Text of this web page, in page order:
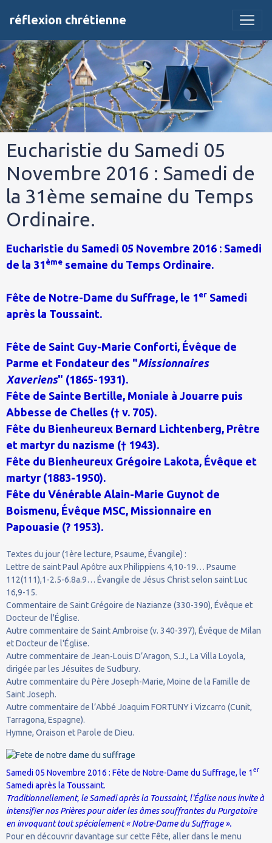
réflexion chrétienne
Eucharistie du Samedi 05
Novembre 2016 : Samedi de
la 31ème semaine du Temps
Ordinaire.
Eucharistie du Samedi 05 Novembre 2016 : Samedi
de la 31ème semaine du Temps Ordinaire.
Fête de Notre-Dame du Suffrage, le 1er Samedi
après la Toussaint.
Fête de Saint Guy-Marie Conforti, Évêque de
Parme et Fondateur des "Missionnaires
Xaveriens" (1865-1931).
Fête de Sainte Bertille, Moniale à Jouarre puis
Abbesse de Chelles († v. 705).
Fête du Bienheureux Bernard Lichtenberg, Prêtre
et martyr du nazisme († 1943).
Fête du Bienheureux Grégoire Lakota, Évêque et
martyr (1883-1950).
Fête du Vénérable Alain-Marie Guynot de
Boismenu, Évêque MSC, Missionnaire en
Papouasie (? 1953).
Textes du jour (1ère lecture, Psaume, Évangile) :
Lettre de saint Paul Apôtre aux Philippiens 4,10-19… Psaume
112(111),1-2.5-6.8a.9… Évangile de Jésus Christ selon saint Luc
16,9-15.
Commentaire de Saint Grégoire de Nazianze (330-390), Évêque et
Docteur de l'Église.
Autre commentaire de Saint Ambroise (v. 340-397), Évêque de Milan
et Docteur de l'Église.
Autre commentaire de Jean-Louis D’Aragon, S.J., La Villa Loyola,
dirigée par les Jésuites de Sudbury.
Autre commentaire du Père Joseph-Marie, Moine de la Famille de
Saint Joseph.
Autre commentaire de l’Abbé Joaquim FORTUNY i Vizcarro (Cunit,
Tarragona, Espagne).
Hymne, Oraison et Parole de Dieu.
Samedi 05 Novembre 2016 : Fête de Notre-Dame du Suffrage, le 1er
Samedi après la Toussaint.
Traditionnellement, le Samedi après la Toussaint, l'Église nous invite à
intensifier nos Prières pour aider les âmes souffrantes du Purgatoire
en invoquant tout spécialement « Notre-Dame du Suffrage ».
Pour en découvrir davantage sur cette Fête, aller dans le menu